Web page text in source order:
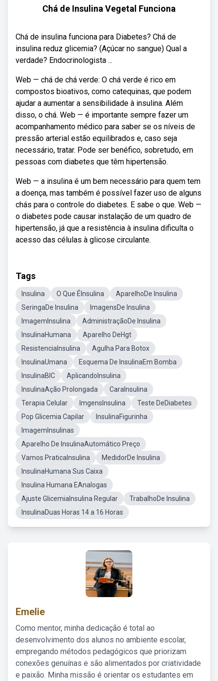
Chá de Insulina Vegetal Funciona
Chá de insulina funciona para Diabetes? Chá de
insulina reduz glicemia? (Açúcar no sangue) Qual a
verdade? Endocrinologista ...
Web — chá de chá verde: O chá verde é rico em
compostos bioativos, como catequinas, que podem
ajudar a aumentar a sensibilidade à insulina. Além
disso, o chá. Web — é importante sempre fazer um
acompanhamento médico para saber se os níveis de
pressão arterial estão equilibrados e, caso seja
necessário, tratar. Pode ser benéfico, sobretudo, em
pessoas com diabetes que têm hipertensão.
Web — a insulina é um bem necessário para quem tem
a doença, mas também é possível fazer uso de alguns
chás para o controle do diabetes. E sabe o que. Web —
o diabetes pode causar instalação de um quadro de
hipertensão, já que a resistência à insulina dificulta o
acesso das células à glicose circulante.
Tags
Insulina O Que ÉInsulina
AparelhoDe Insulina
SeringaDe Insulina
ImagensDe Insulina
ImagemInsulina
AdministraçãoDe Insulina
InsulinaHumana
Aparelho DeHgt
ResistenciaInsulina
Agulha Para Botox
InsulinaUmana
Esquema De InsulinaEm Bomba
InsulinaBIC
AplicandoInsulina
InsulinaAção Prolongada
CaraInsulina
Terapia Celular
ImgensInsulina
Teste DeDiabetes
Pop Glicemia Capilar
InsulinaFigurinha
ImagemInsulinas
Aparelho De InsulinaAutomático Preço
Vamos PraticaInsulina
MedidorDe Insulina
InsulinaHumana Sus Caixa
Insulina Humana EAnalogas
Ajuste GlicemiaInsulina Regular
TrabalhoDe Insulina
InsulinaDuas Horas 14 a 16 Horas
Emelie
Como mentor, minha dedicação é total ao
desenvolvimento dos alunos no ambiente escolar,
empregando métodos pedagógicos que priorizam
conexões genuínas e são alimentados por criatividade
e paixão. Minha missão é orientar os estudantes em